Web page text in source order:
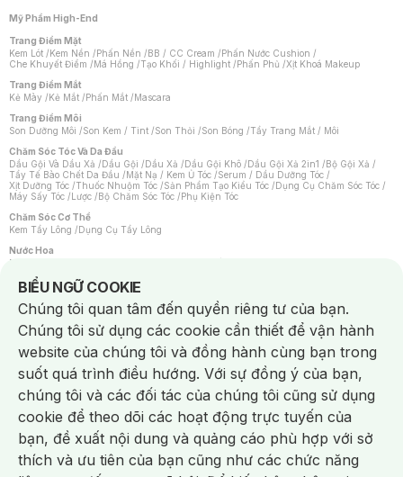
Mỹ Phẩm High-End
Trang Điểm Mặt
Kem Lót /Kem Nền /Phấn Nền /BB / CC Cream /Phấn Nước Cushion /
Che Khuyết Điểm /Má Hồng /Tạo Khối / Highlight /Phấn Phủ /Xịt Khoá Makeup
Trang Điểm Mắt
Kẻ Mày /Kẻ Mắt /Phấn Mắt /Mascara
Trang Điểm Môi
Son Dưỡng Môi /Son Kem / Tint /Son Thỏi /Son Bóng /Tẩy Trang Mắt / Môi
Chăm Sóc Tóc Và Da Đầu
Dầu Gội Và Dầu Xả /Dầu Gội /Dầu Xả /Dầu Gội Khô /Dầu Gội Xả 2in1 /Bộ Gội Xả /
Tẩy Tế Bào Chết Da Đầu /Mặt Nạ / Kem Ủ Tóc /Serum / Dầu Dưỡng Tóc /
Xịt Dưỡng Tóc /Thuốc Nhuộm Tóc /Sản Phẩm Tạo Kiểu Tóc /Dụng Cụ Chăm Sóc Tóc /
Máy Sấy Tóc /Lược /Bộ Chăm Sóc Tóc /Phụ Kiện Tóc
Chăm Sóc Cơ Thể
Kem Tẩy Lông /Dụng Cụ Tẩy Lông
Nước Hoa
Nước Hoa Nữ
Chăm Sóc Cá Nhân
Chống Muỗi /Khẩu Trang /Máy Massage/Mặt Nạ Xông Hơi /Nước Rửa Tay/
Sản Phẩm Chăm Sóc Khác /Bàn Chải Đánh Răng /Bàn Chải Điện/
Hỗ Trợ Trắng Răng/Kem Đánh Răng /Máy Tăm Nước/ Nước Súc Miệng/
Tăm / Chỉ Nha Khoa/ Xịt Thơm Miệng / Dung Dịch Vệ Sinh/Dưỡng Vùng Kín/
Khăn Ướt Vệ Sinh Vùng Kín/Băng Vệ Sinh/Tampon/Bọt Cạo Râu /Dao Cạo Râu/
Máy Cạo Râu
Vấn Đề Về Da
Da Dầu / Lỗ Chân Lông To/ Da Khô / Mất Nước/ Da Lão Hóa/ Da Mụn/
Da Nhạy Cảm / Kích Ứng
Da Xỉn Màu Thâm / Nám / Tàn Nhang
Quầng Thâm & Bọng Mắt /Sẹo /Viêm Da Cơ Địa
Dụng Cụ / Phụ Kiện Chăm Sóc Da
Bông Tẩy Trang
Khăn Lau Mặt Khô Dụng Cụ / Máy Rửa Mặt Máy Chăm Sóc Da
Dụng Cụ Chăm Sóc Khác
BIỂU NGỮ COOKIE
Notice about cookies usage
Chúng tôi quan tâm đến quyền riêng tư của bạn.
Chúng tôi sử dụng các cookie cần thiết để vận hành
website của chúng tôi và đồng hành cùng bạn trong
suốt quá trình điều hướng. Với sự đồng ý của bạn,
chúng tôi và các đối tác của chúng tôi cũng sử dụng
cookie để theo dõi các hoạt động trực tuyến của
bạn, đề xuất nội dung và quảng cáo phù hợp với sở
thích và ưu tiên của bạn cũng như các chức năng